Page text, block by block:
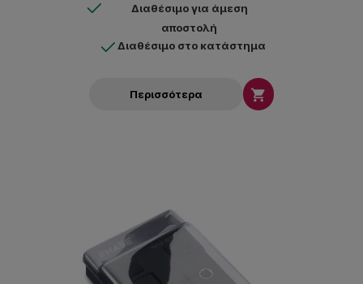
Διαθέσιμο για άμεση
αποστολή
Διαθέσιμο στο κατάστημα
Περισσότερα 